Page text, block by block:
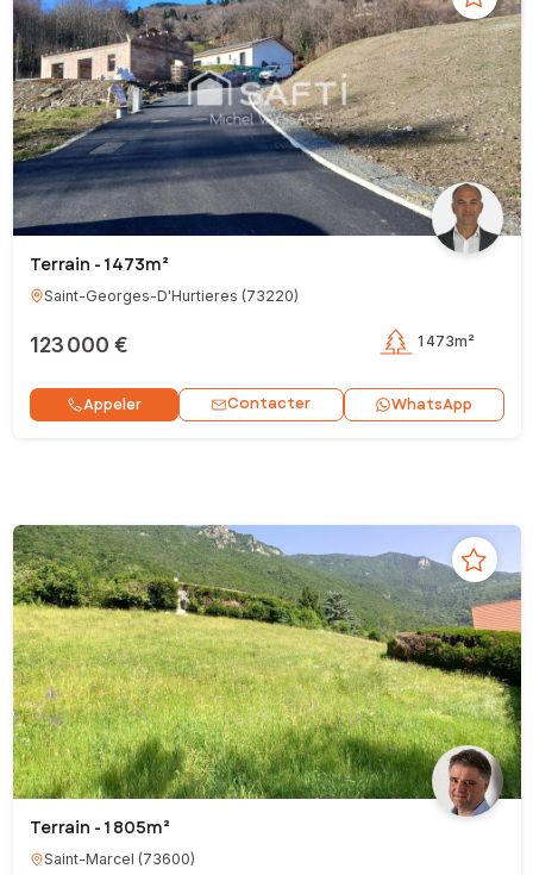
Terrain - 1 473m²
Saint-Georges-D'Hurtieres (73220)
123 000 € 1 473m²
Appeler Contacter WhatsApp
Terrain - 1 805m²
Saint-Marcel (73600)